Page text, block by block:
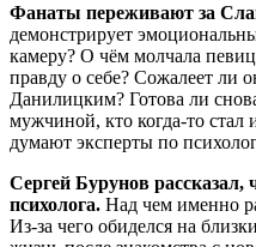
Фанаты переживают за
демонстрирует
камеру? О чём молчала
правду о себе? Сожалеет ли
Данилицким? Готова ли
мужчиной, кто когда-то стал
думают эксперты по
Сергей Бурунов рассказал,
психолога. Над чем именно
Из-за чего обиделся на